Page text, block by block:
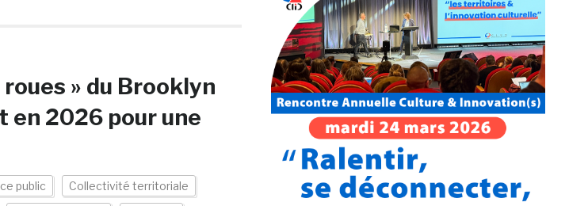
roues » du Brooklyn
en 2026 pour une
public Collectivité territoriale